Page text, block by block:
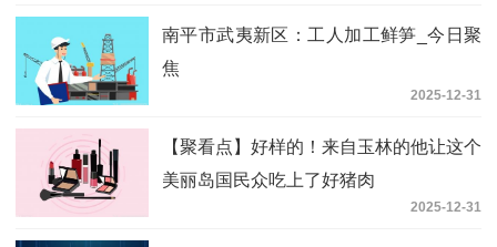
南平市武夷新区：工人加工鲜笋_今日聚
焦
2025-12-31
【聚看点】好样的！来自玉林的他让这个
美丽岛国民众吃上了好猪肉
2025-12-31